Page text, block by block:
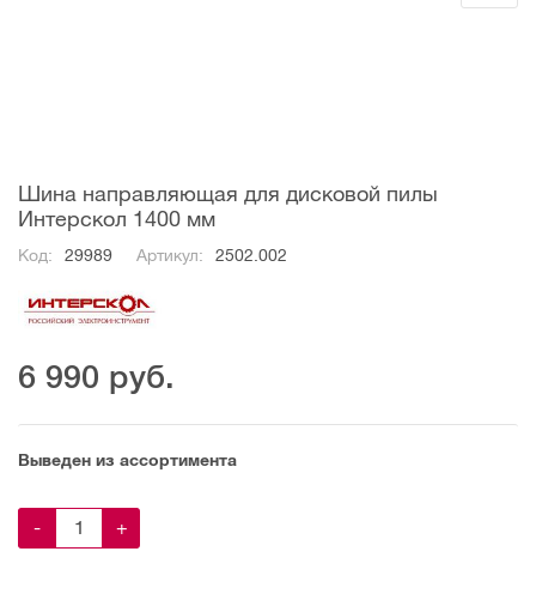
Шина направляющая для дисковой пилы
Интерскол 1400 мм
Код: 29989 Артикул: 2502.002
6 990 руб.
Выведен из ассортимента
- +